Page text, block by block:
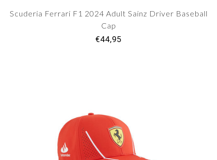
Scuderia Ferrari F1 2024 Adult Sainz Driver Baseball
Cap
€44,95